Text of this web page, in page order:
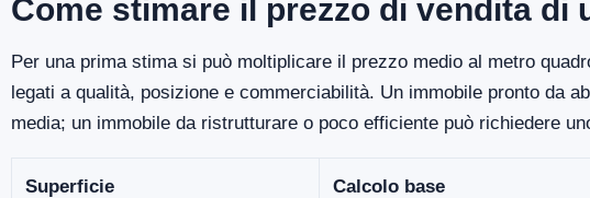
Come stimare il prezzo di vendita di
Per una prima stima si può moltiplicare il prezzo medio al metro
legati a qualità, posizione e commerciabilità. Un immobile pronto da
media; un immobile da ristrutturare o poco efficiente può richiedere
Superficie Calcolo base